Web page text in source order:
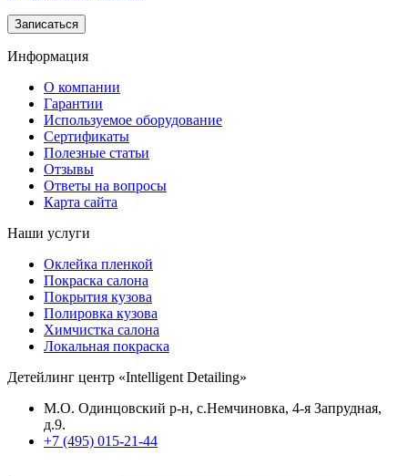
Информация
О компании
Гарантии
Используемое оборудование
Сертификаты
Полезные статьи
Отзывы
Ответы на вопросы
Карта сайта
Наши услуги
Оклейка пленкой
Покраска салона
Покрытия кузова
Полировка кузова
Химчистка салона
Локальная покраска
Детейлинг центр «Intelligent Detailing»
М.О. Одинцовский р-н, с.Немчиновка, 4-я Запрудная,
д.9.
+7 (495) 015-21-44